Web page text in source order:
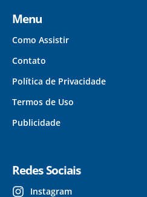
Menu
Como Assistir
Contato
Política de Privacidade
Termos de Uso
Publicidade
Redes Sociais
Instagram